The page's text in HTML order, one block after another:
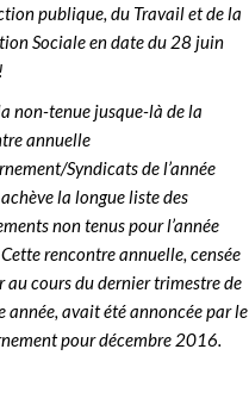
publique, du Travail et de la
Sociale en date du 28 juin
non-tenue jusque-là de la
annuelle
Syndicats de l’année
la longue liste des
non tenus pour l’année
rencontre annuelle, censée
au cours du dernier trimestre de
année, avait été annoncée par le
pour décembre 2016.